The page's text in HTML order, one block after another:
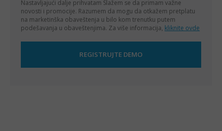
Nastavljajući dalje prihvatam Slažem se da primam važne
novosti i promocije. Razumem da mogu da otkažem pretplatu
na marketinška obaveštenja u bilo kom trenutku putem
podešavanja u obaveštenjima. Za više informacija, kliknite ovde